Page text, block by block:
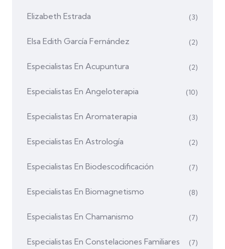
Elizabeth Estrada (3)
Elsa Edith García Fernández (2)
Especialistas En Acupuntura (2)
Especialistas En Angeloterapia (10)
Especialistas En Aromaterapia (3)
Especialistas En Astrología (2)
Especialistas En Biodescodificación (7)
Especialistas En Biomagnetismo (8)
Especialistas En Chamanismo (7)
Especialistas En Constelaciones Familiares (7)